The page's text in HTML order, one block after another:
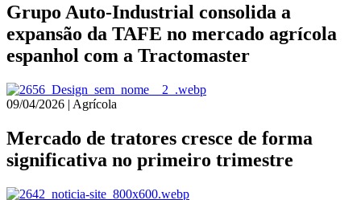
Grupo Auto-Industrial consolida a
expansão da TAFE no mercado agrícola
espanhol com a Tractomaster
09/04/2026 | Agrícola
Mercado de tratores cresce de forma
significativa no primeiro trimestre